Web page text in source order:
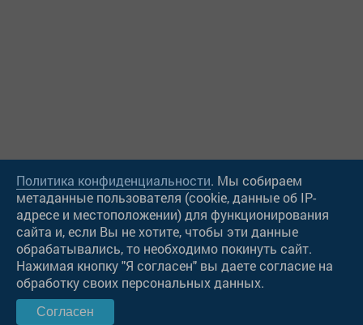
Чат в Viber
Чат в WatsApp
Политика конфиденциальности. Мы собираем
метаданные пользователя (cookie, данные об IP-
адресе и местоположении) для функционирования
сайта и, если Вы не хотите, чтобы эти данные
обрабатывались, то необходимо покинуть сайт.
Нажимая кнопку "Я согласен" вы даете согласие на
обработку своих персональных данных.
Согласен